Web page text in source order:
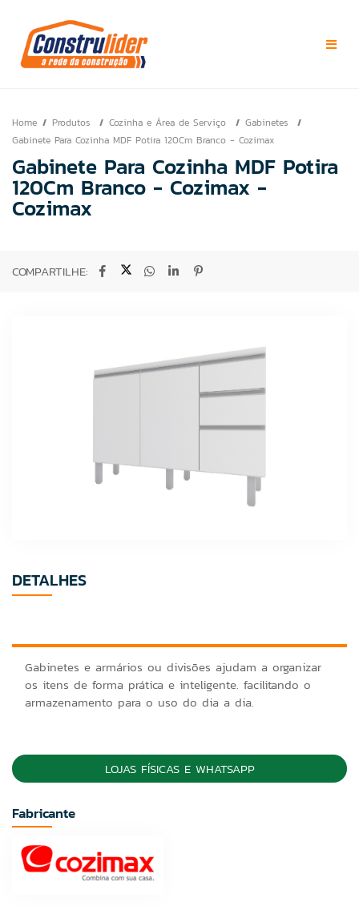
Home Produtos Cozinha e Área de Serviço
Gabinetes
Gabinete Para Cozinha MDF Potira 120Cm Branco - Cozimax
Gabinete Para Cozinha MDF Potira
120Cm Branco - Cozimax -
Cozimax
COMPARTILHE:
DETALHES
Gabinetes e armários ou divisões ajudam a organizar
os itens de forma prática e inteligente. facilitando o
armazenamento para o uso do dia a dia.
LOJAS FÍSICAS E WHATSAPP
Fabricante